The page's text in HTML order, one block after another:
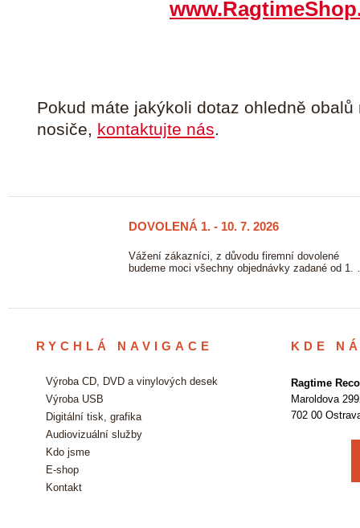
Pokud máte jakýkoli dotaz ohledně
nosiče, kontaktujte nás.
DOVOLENÁ 1. - 10. 7. 2026
Vážení zákazníci, z důvodu firemní dovolené
budeme moci všechny objednávky zadané od
RYCHLÁ NAVIGACE
Výroba CD, DVD a vinylových desek
Výroba USB
Digitální tisk, grafika
Audiovizuální služby
Kdo jsme
E-shop
Kontakt
KDE
Ragtime
Maroldova
702 00